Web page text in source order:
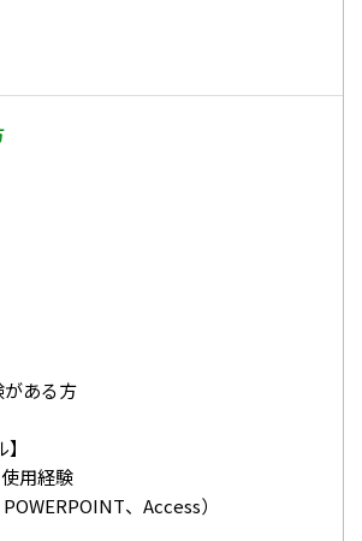
ある方
用経験
、Access）